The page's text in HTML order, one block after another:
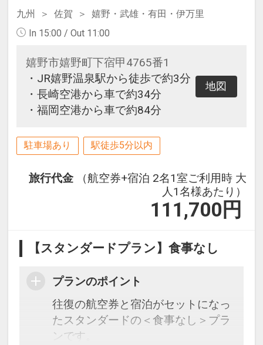
九州 佐賀
嬉野・武雄・有田・伊万里
In 15:00 / Out 11:00
嬉野市嬉野町下宿甲4765番1
・JR嬉野温泉駅から徒歩で約3分
・長崎空港から車で約34分
・福岡空港から車で約84分
地図
駐車場あり 駅徒歩5分以内
旅行代金
（航空券+宿泊 2名1室ご利用時 大
人1名様あたり）
111,700 円
【スタンダードプラン】食事なし
プランのポイント
往復の航空券と宿泊がセットになっ
たスタンダードの＜食事なし＞プラ
ンです。